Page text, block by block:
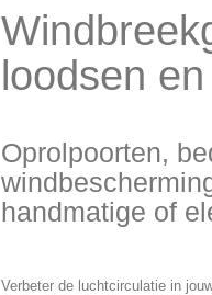
loodsen
Oprolpoorten,
handmatige of
Verbeter de luchtcirculatie in